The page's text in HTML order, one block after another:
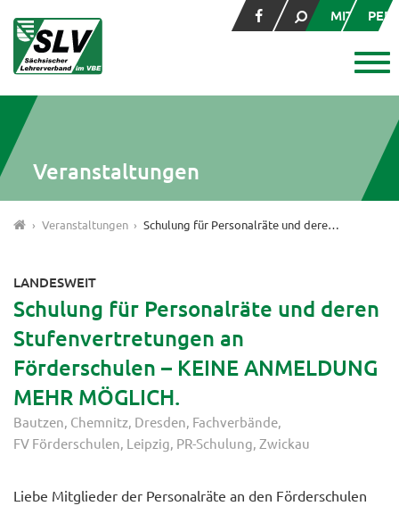
MITGLIED
Veranstaltungen
Veranstaltungen Schulung für Personalräte und deren Stufenvertretungen an Förderschulen – KEINE ANMELDUNG MEHR MÖGLICH.
LANDESWEIT
Schulung für Personalräte und deren
Stufenvertretungen an
Förderschulen – KEINE ANMELDUNG
MEHR MÖGLICH.
Bautzen Chemnitz Dresden Fachverbände
FV Förderschulen Leipzig PR-Schulung Zwickau
Liebe Mitglieder der Personalräte an den Förderschulen